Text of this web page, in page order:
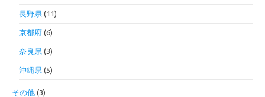
長野県 (11)
京都府 (6)
奈良県 (3)
沖縄県 (5)
その他 (3)